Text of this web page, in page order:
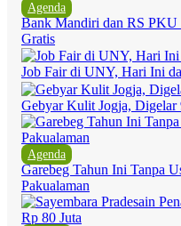
Agenda
Bank Mandiri dan RS PKU
Gratis
Job Fair di UNY, Hari Ini
Gebyar Kulit Jogja, Digelar
Agenda
Garebeg Tahun Ini Tanpa
Pakualaman